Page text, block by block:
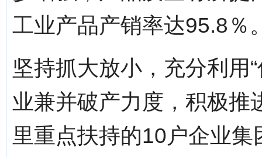
工业产品产销率达95.8％
坚持抓大放小，充分利用
业兼并破产力度，积极推
里重点扶持的10户企业